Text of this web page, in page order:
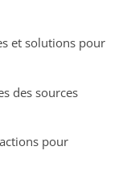
et solutions pour
des sources
pour